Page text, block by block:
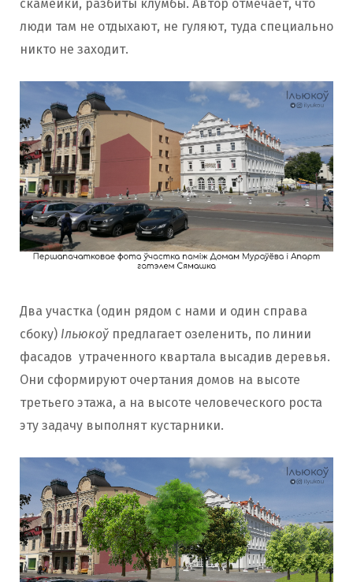
скамейки, разбиты клумбы. Автор отмечает, что
люди там не отдыхают, не гуляют, туда специально
никто не заходит.
Два участка (один рядом с нами и один справа
сбоку) Ільюкоў предлагает озеленить, по линии
фасадов утраченного квартала высадив деревья.
Они сформируют очертания домов на высоте
третьего этажа, а на высоте человеческого роста
эту задачу выполнят кустарники.